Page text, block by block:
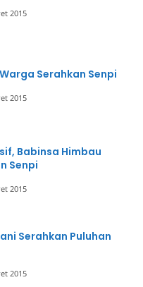
2015
Serahkan Senpi
2015
Babinsa Himbau
Senpi
2015
Serahkan Puluhan
2015